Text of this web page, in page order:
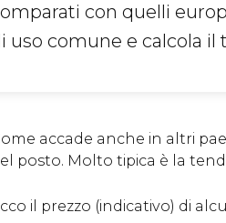
con quelli
uso comune e calcola
accade anche in altri
posto. Molto tipica è la
il prezzo (indicativo) di